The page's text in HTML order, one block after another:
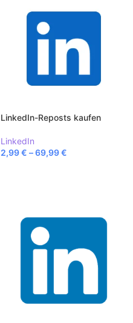
LinkedIn-Reposts kaufen
LinkedIn
2,99€ –69,99€